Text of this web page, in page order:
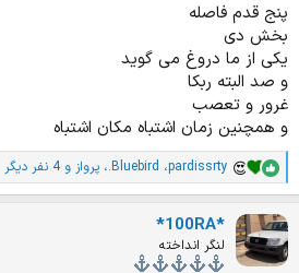
پنج قدم فاصله
بخش دی
یکی از ما دروغ می گوید
و صد البته ربکا
غرور و تعصب
و همچنین زمان اشتباه مکان اشتباه
ا
م
ت
ی
ا
ز
pardissrty، .Bluebird، پرواز و 4 نفر دیگر
*100RA*
لنگر انداخته